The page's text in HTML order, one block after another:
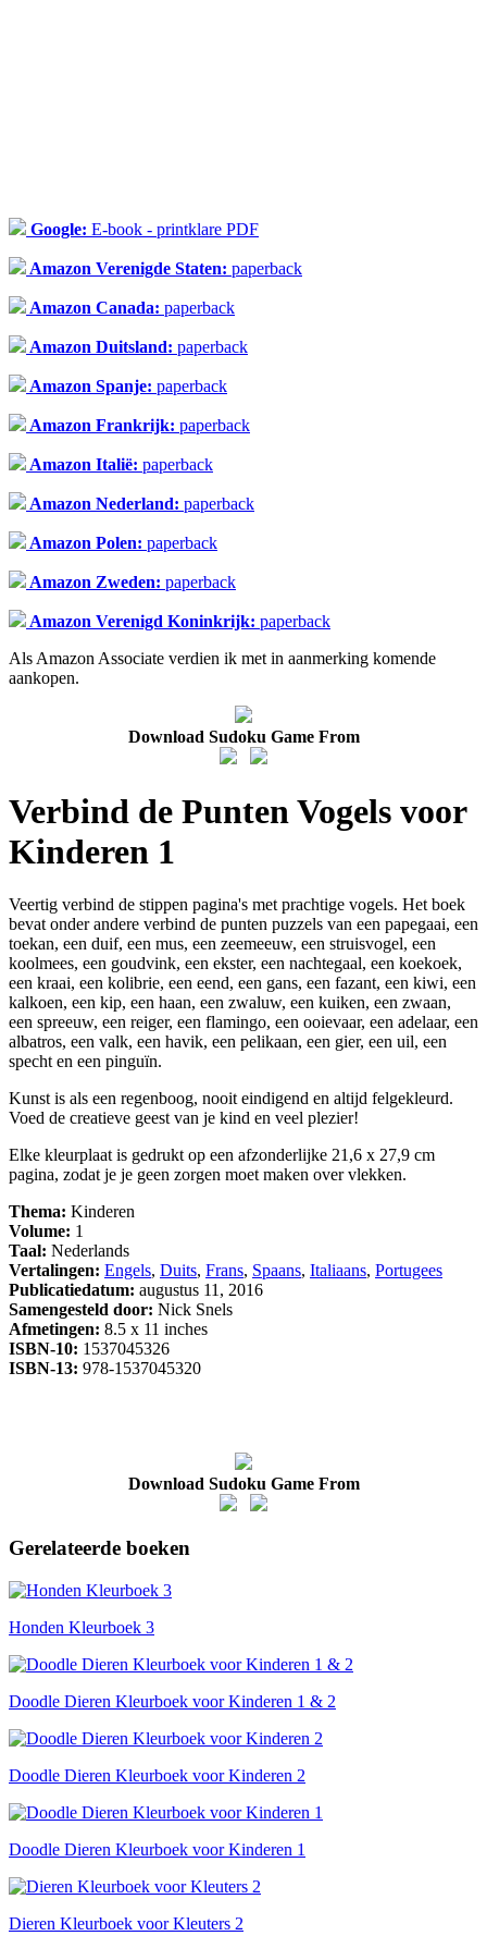
Google: E-book - printklare PDF
Amazon Verenigde Staten: paperback
Amazon Canada: paperback
Amazon Duitsland: paperback
Amazon Spanje: paperback
Amazon Frankrijk: paperback
Amazon Italië: paperback
Amazon Nederland: paperback
Amazon Polen: paperback
Amazon Zweden: paperback
Amazon Verenigd Koninkrijk: paperback
Als Amazon Associate verdien ik met in aanmerking komende
aankopen.
Download Sudoku Game From
Verbind de Punten Vogels voor
Kinderen 1
Veertig verbind de stippen pagina's met prachtige vogels. Het boek
bevat onder andere verbind de punten puzzels van een papegaai, een
toekan, een duif, een mus, een zeemeeuw, een struisvogel, een
koolmees, een goudvink, een ekster, een nachtegaal, een koekoek,
een kraai, een kolibrie, een eend, een gans, een fazant, een kiwi, een
kalkoen, een kip, een haan, een zwaluw, een kuiken, een zwaan,
een spreeuw, een reiger, een flamingo, een ooievaar, een adelaar, een
albatros, een valk, een havik, een pelikaan, een gier, een uil, een
specht en een pinguïn.
Kunst is als een regenboog, nooit eindigend en altijd felgekleurd.
Voed de creatieve geest van je kind en veel plezier!
Elke kleurplaat is gedrukt op een afzonderlijke 21,6 x 27,9 cm
pagina, zodat je je geen zorgen moet maken over vlekken.
Thema: Kinderen
Volume: 1
Taal: Nederlands
Vertalingen: Engels, Duits, Frans, Spaans, Italiaans, Portugees
Publicatiedatum: augustus 11, 2016
Samengesteld door: Nick Snels
Afmetingen: 8.5 x 11 inches
ISBN-10: 1537045326
ISBN-13: 978-1537045320
Download Sudoku Game From
Gerelateerde boeken
Honden Kleurboek 3
Doodle Dieren Kleurboek voor Kinderen 1 & 2
Doodle Dieren Kleurboek voor Kinderen 2
Doodle Dieren Kleurboek voor Kinderen 1
Dieren Kleurboek voor Kleuters 2